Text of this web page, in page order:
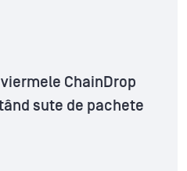
ChainDrop
sute de pachete